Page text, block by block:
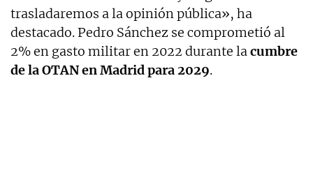
trasladaremos a la opinión pública», ha
destacado. Pedro Sánchez se comprometió al
2% en gasto militar en 2022 durante lacumbre
de la OTAN en Madrid para 2029.